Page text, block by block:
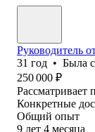
Руководитель
31 год • Была
250 000 ₽
Рассматривает
Конкретные
Общий опыт
9 лет 4 месяца